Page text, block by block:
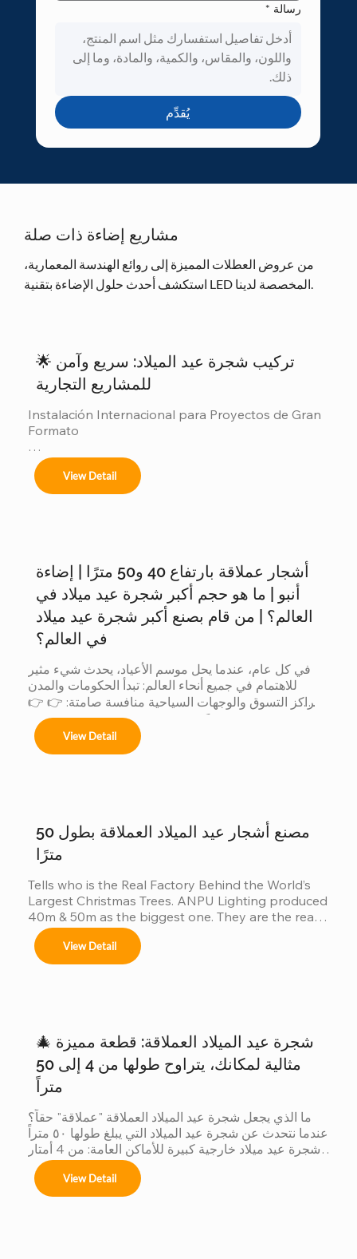
رسالة *
يُقدِّم
مشاريع إضاءة ذات صلة
من عروض العطلات المميزة إلى روائع الهندسة المعمارية،
🌟 تركيب شجرة عيد الميلاد: سريع وآمن
للمشاريع التجارية
Instalación Internacional para Proyectos de Gran
Formato
Ofrecemos servicios completos de instalación
para:
Árboles de 4m a 50m en espacios interiores y
exteriores.
municipales.
Festivales navideños, parques temáticos y
activaciones de marca.
View Detail
أشجار عملاقة بارتفاع 40 و50 مترًا | إضاءة
أنبو | ما هو حجم أكبر شجرة عيد ميلاد في
العالم؟ | من قام بصنع أكبر شجرة عيد ميلاد
في العالم؟
في كل عام، عندما يحل موسم الأعياد، يحدث شيء مثير
للاهتمام في جميع أنحاء العالم: تبدأ الحكومات والمدن
ومراكز التسوق والوجهات السياحية منافسة صامتة: 👉 👉
لأن الشجرة الأكبر حجماً: يجذب المزيد من الزوار يُحدث ذلك
تأثيراً أكبر على وسائل التواصل الاجتماعي يتم إنتاج قيمة
تجارية أكبر عندما تتنافس الدول... يشارك المصنعون أيضاً.
فحسب......
View Detail
مصنع أشجار عيد الميلاد العملاقة بطول 50
مترًا
Tells who is the Real Factory Behind the World’s
Largest Christmas Trees. ANPU Lighting produced
40m & 50m as the biggest one. They are the real
China factory for Giant Christmas Tree.
View Detail
🎄 شجرة عيد الميلاد العملاقة: قطعة مميزة
مثالية لمكانك، يتراوح طولها من 4 إلى 50
متراً
ما الذي يجعل شجرة عيد الميلاد العملاقة "عملاقة" حقاً؟
عندما نتحدث عن شجرة عيد الميلاد التي يبلغ طولها ٥٠ متراً
شجرة عيد ميلاد خارجية كبيرة للأماكن العامة: من 4 أمتار
إلى 50 مترًا شجرة عيد الميلاد الكبيرة في الهواء الطلق
نحن متخصصون في تصاميم مخصصة لأشجار عيد الميلاد
العملاقة لتتناسب مع موضوعك لا يوجد مكانان متشابهان،
View Detail